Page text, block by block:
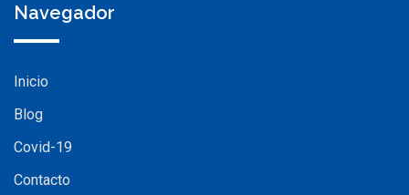
Navegador
Inicio
Blog
Covid-19
Contacto